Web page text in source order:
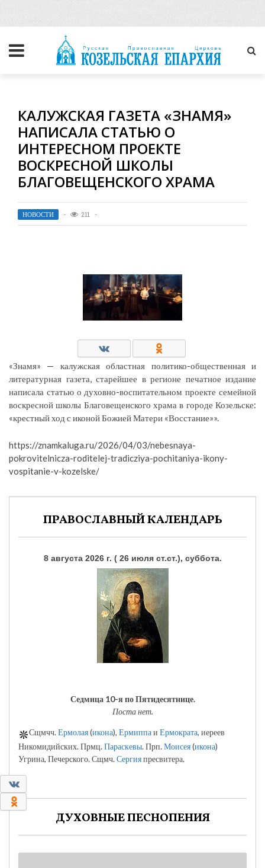
0
КАЛУЖСКАЯ ГАЗЕТА «ЗНАМЯ»
НАПИСАЛА СТАТЬЮ О
ИНТЕРЕСНОМ ПРОЕКТЕ
ВОСКРЕСНОЙ ШКОЛЫ
БЛАГОВЕЩЕНСКОГО ХРАМА
НОВОСТИ 211
«Знамя» — калужская областная политико-общественная и
литературная газета, старейшее в регионе печатное издание
написала статью о духовно-воспитательном проекте семейной
воскресной школы Благовещенского храма в городе Козельске:
«крестный ход с иконой Божией Матери «Восстание»».
https://znamkaluga.ru/2026/04/03/nebesnaya-
pokrovitelnicza-roditelej-tradicziya-pochitaniya-ikony-
vospitanie-v-kozelske/
ПРАВОСЛАВНЫЙ КАЛЕНДАРЬ
8 августа 2026 г. ( 26 июля ст.ст.), суббота.
Седмица 10-я по Пятидесятнице.
Поста нет.
Сщмчч.Ермолая(икона), Ермиппаи Ермократа, иереев
Никомидийских. Прмц.Параскевы. Прп.Моисея(икона)
Угрина, Печерского. Сщмч.Сергияпресвитера.
ДУХОВНЫЕ ПЕСНОПЕНИЯ